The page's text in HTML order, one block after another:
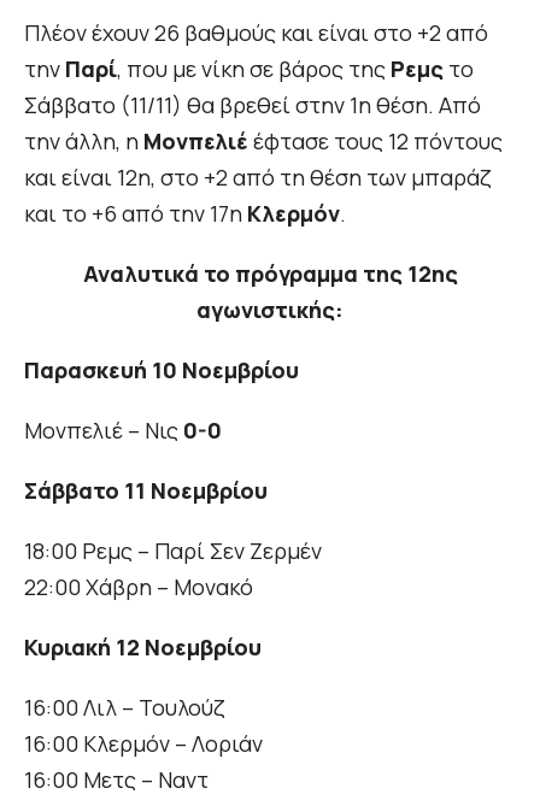
Πλέον έχουν 26 βαθμούς και είναι στο +2 από
την Παρί, που με νίκη σε βάρος της Ρεμς το
Σάββατο (11/11) θα βρεθεί στην 1η θέση. Από
την άλλη, η Μονπελιέ έφτασε τους 12 πόντους
και είναι 12η, στο +2 από τη θέση των μπαράζ
και το +6 από την 17η Κλερμόν.
Αναλυτικά το πρόγραμμα της 12ης
αγωνιστικής:
Παρασκευή 10 Νοεμβρίου
Μονπελιέ – Νις 0-0
Σάββατο 11 Νοεμβρίου
18:00 Ρεμς – Παρί Σεν Ζερμέν
22:00 Χάβρη – Μονακό
Κυριακή 12 Νοεμβρίου
16:00 Λιλ – Τουλούζ
16:00 Κλερμόν – Λοριάν
16:00 Μετς – Ναντ